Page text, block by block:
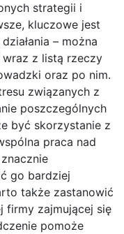
strategii i
kluczowe jest
– można
wraz z listą rzeczy
oraz po nim.
związanych z
poszczególnych
być skorzystanie z
praca nad
go bardziej
także zastanowić
firmy zajmującej się
pomoże